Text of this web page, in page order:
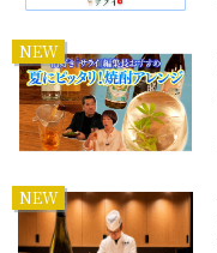
NEW
NEW